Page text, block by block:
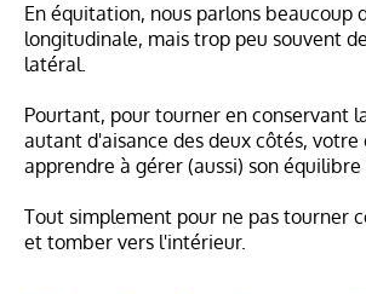
En équitation, nous parlons beaucoup
longitudinale, mais trop peu souvent
latéral.
Pourtant, pour tourner en conservant
autant d'aisance des deux côtés, votre
apprendre à gérer (aussi) son
Tout simplement pour ne pas tourner
et tomber vers l'intérieur.